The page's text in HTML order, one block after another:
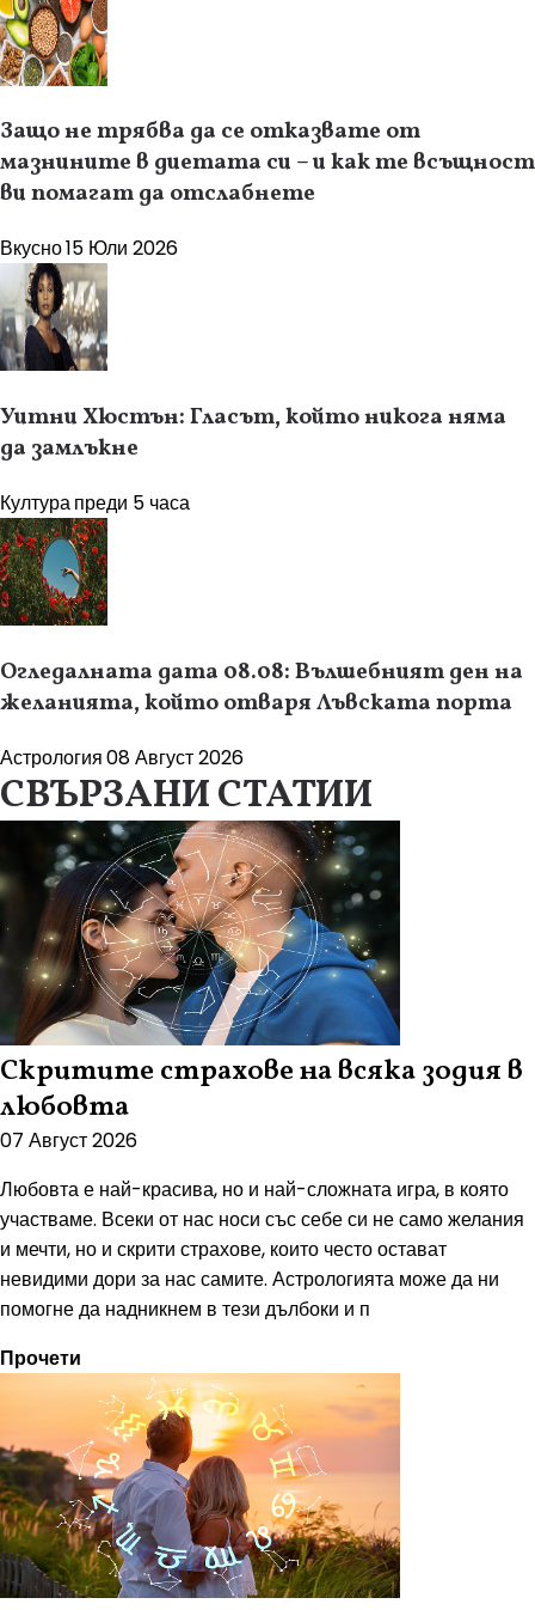
Защо не трябва да се отказвате от
мазнините в диетата си – и как те всъщност
ви помагат да отслабнете
Вкусно15 Юли 2026
Уитни Хюстън: Гласът, който никога няма
да замлъкне
Културапреди 5 часа
Огледалната дата 08.08: Вълшебният ден на
желанията, който отваря Лъвската порта
Астрология08 Август 2026
СВЪРЗАНИ СТАТИИ
Скритите страхове на всяка зодия в
любовта
07 Август 2026
Любовта е най-красива, но и най-сложната игра, в която
участваме. Всеки от нас носи със себе си не само желания
и мечти, но и скрити страхове, които често остават
невидими дори за нас самите. Астрологията може да ни
помогне да надникнем в тези дълбоки и п
Прочети